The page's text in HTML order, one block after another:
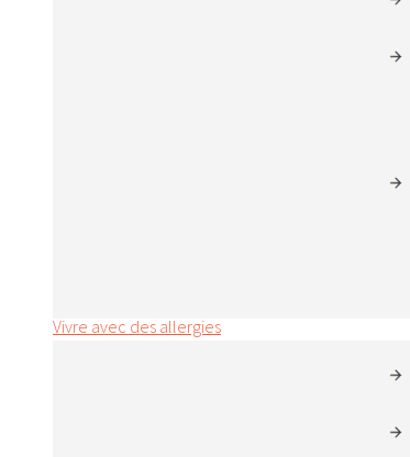
Vivre avec des allergies